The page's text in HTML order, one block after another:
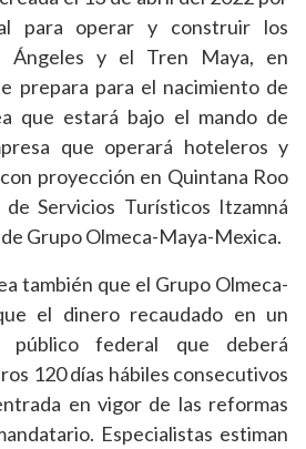
para operar y construir los
Ángeles y el Tren Maya, en
prepara para el nacimiento de
que estará bajo el mando de
que operará hoteleros y
proyección en Quintana Roo
Servicios Turísticos Itzamná
Grupo Olmeca-Maya-Mexica.
también que el Grupo Olmeca-
el dinero recaudado en un
público federal que deberá
120 días hábiles consecutivos
en vigor de las reformas
Especialistas estiman